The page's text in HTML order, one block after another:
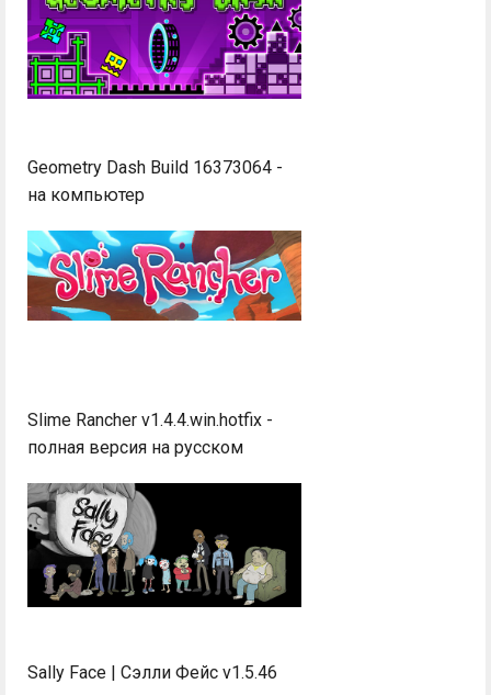
Geometry Dash Build 16373064 -
на компьютер
Slime Rancher v1.4.4.win.hotfix -
полная версия на русском
Sally Face | Сэлли Фейс v1.5.46